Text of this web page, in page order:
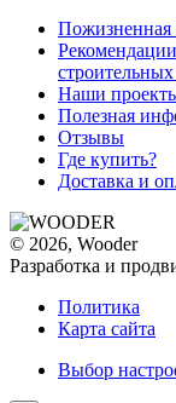
Пожизненная
Наши
Полезная
Отзывы
Где купить?
Доставка и
© 2026, Wooder
Разработка и
Политика
Карта сайта
Выбор